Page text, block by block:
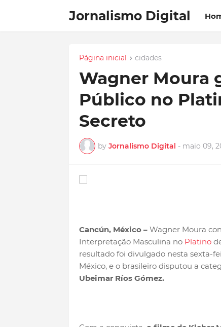
Jornalismo Digital
Página inicial cidades
Wagner Moura
Público no
Secreto
by Jornalismo Digital - maio 09,
Cancún, México – Wagner Moura
Interpretação Masculina no Platino
resultado foi divulgado nesta sexta-
México, e o brasileiro disputou a
Ubeimar Ríos Gómez.